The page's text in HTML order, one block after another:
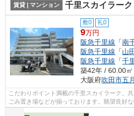
賃貸 | マンション 千里スカイラーク
敷0 礼0
9万円
阪急千里線 「南
阪急千里線 「山田
阪急千里線 「千
築42年 / 60.00㎡
大阪府吹田市五
こだわりポイント満載の千里スカイラーク。
ごみ置き場などが揃っております。眺望良好